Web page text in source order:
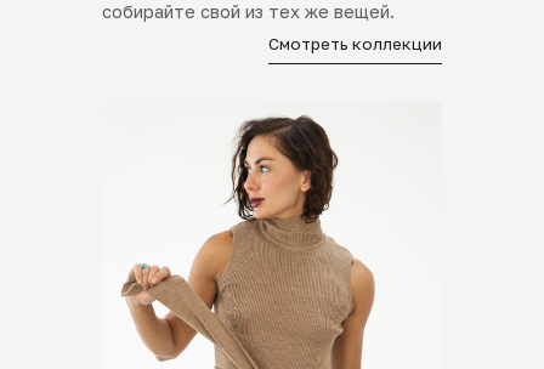
собирайте свой из тех же вещей.
Смотреть коллекции